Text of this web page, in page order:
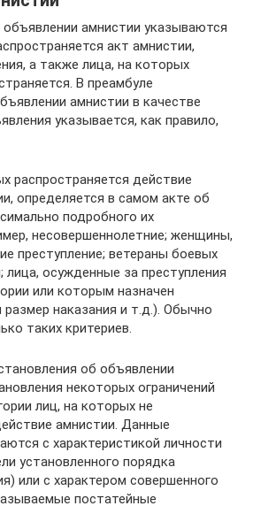
амнистии указываются
акт амнистии,
а также лица, на которых
В преамбуле
амнистии в качестве
указывается, как правило,
распространяется действие
определяется в самом акте об
подробного их
несовершеннолетние; женщины,
преступление; ветераны боевых
лица, осужденные за преступления
или которым назначен
наказания и т.д.). Обычно
таких критериев.
об объявлении
некоторых ограничений
лиц, на которых не
амнистии. Данные
с характеристикой личности
установленного порядка
или с характером совершенного
постатейные